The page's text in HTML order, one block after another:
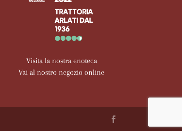
Visita la nostra enoteca
Vai al nostro negozio online